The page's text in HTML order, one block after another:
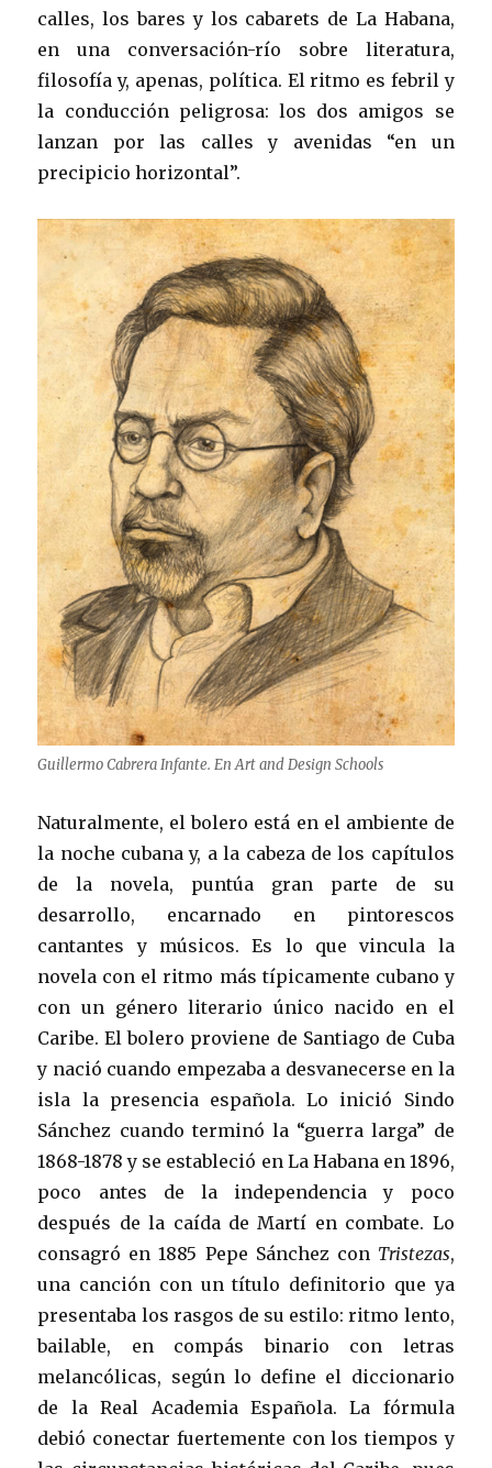
calles, los bares y los cabarets de La Habana,
en una conversación-río sobre literatura,
filosofía y, apenas, política. El ritmo es febril y
la conducción peligrosa: los dos amigos se
lanzan por las calles y avenidas “en un
precipicio horizontal”.
Guillermo Cabrera Infante. En Art and Design Schools
Naturalmente, el bolero está en el ambiente de
la noche cubana y, a la cabeza de los capítulos
de la novela, puntúa gran parte de su
desarrollo, encarnado en pintorescos
cantantes y músicos. Es lo que vincula la
novela con el ritmo más típicamente cubano y
con un género literario único nacido en el
Caribe. El bolero proviene de Santiago de Cuba
y nació cuando empezaba a desvanecerse en la
isla la presencia española. Lo inició Sindo
Sánchez cuando terminó la “guerra larga” de
1868-1878 y se estableció en La Habana en 1896,
poco antes de la independencia y poco
después de la caída de Martí en combate. Lo
consagró en 1885 Pepe Sánchez con Tristezas,
una canción con un título definitorio que ya
presentaba los rasgos de su estilo: ritmo lento,
bailable, en compás binario con letras
melancólicas, según lo define el diccionario
de la Real Academia Española. La fórmula
debió conectar fuertemente con los tiempos y